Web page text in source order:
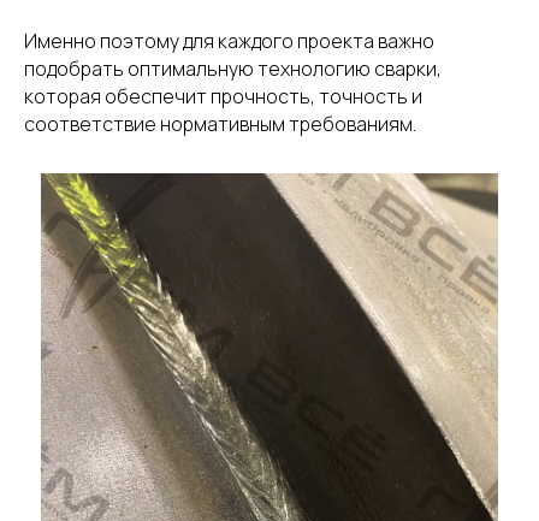
Именно поэтому для каждого проекта важно
подобрать оптимальную технологию сварки,
которая обеспечит прочность, точность и
соответствие нормативным требованиям.